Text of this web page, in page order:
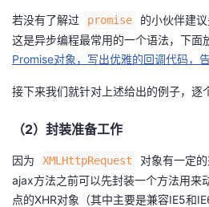
若没有了解过 promise
的小伙伴建
这是异步编程最常用的一个语法，下
Promise对象，写出优雅的回调代码，
接下来我们就针对上述给出的例子，逐
（2）封装准备工作
因为 XMLHttpRequest
对象有一定
ajax方法之前可以先封装一个方法用来
点的XHR对象（其中主要是兼容IE5和